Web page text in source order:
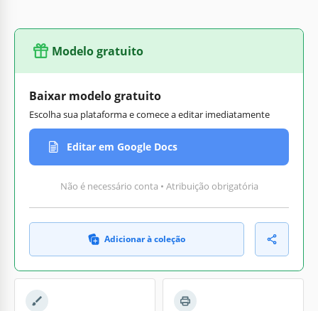
Modelo gratuito
Baixar modelo gratuito
Escolha sua plataforma e comece a editar imediatamente
Editar em Google Docs
Não é necessário conta • Atribuição obrigatória
Adicionar à coleção